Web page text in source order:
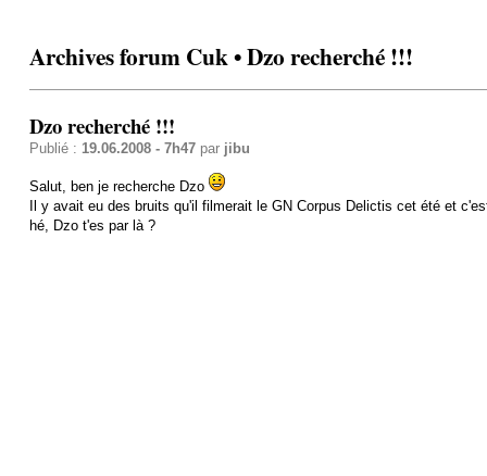
Archives forum Cuk • Dzo recherché !!!
Dzo recherché !!!
Publié : 19.06.2008 - 7h47par jibu
Salut, ben je recherche Dzo
Il y avait eu des bruits qu'il filmerait le GN Corpus Delictis cet été et
hé, Dzo t'es par là ?